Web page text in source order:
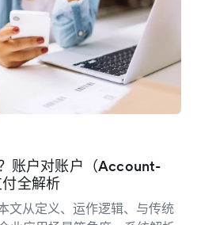
账户对账户（Account-
全解析
文从定义、运作逻辑、与传统